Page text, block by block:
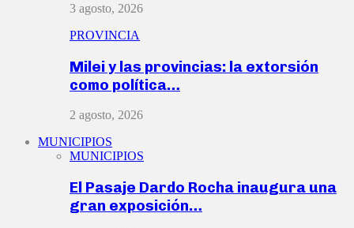
3 agosto, 2026
PROVINCIA
Milei y las provincias: la extorsión
como política…
2 agosto, 2026
MUNICIPIOS
MUNICIPIOS
El Pasaje Dardo Rocha inaugura una
gran exposición…